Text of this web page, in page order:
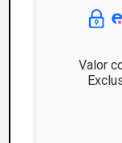
Valor